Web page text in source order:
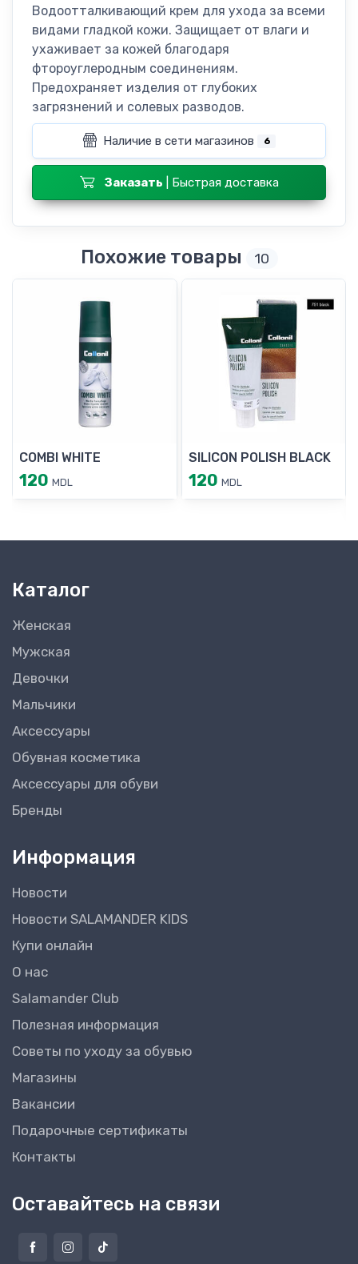
Водоотталкивающий крем для ухода за всеми
видами гладкой кожи. Защищает от влаги и
ухаживает за кожей благодаря
фтороуглеродным соединениям.
Предохраняет изделия от глубоких
загрязнений и солевых разводов.
Наличие в сети магазинов 6
Заказать | Быстрая доставка
Похожие товары 10
COMBI WHITE
120 MDL
SILICON POLISH BLACK
120 MDL
Каталог
Женская
Мужская
Девочки
Мальчики
Аксессуары
Обувная косметика
Аксессуары для обуви
Бренды
Информация
Новости
Новости SALAMANDER KIDS
Купи онлайн
О нас
Salamander Club
Полезная информация
Советы по уходу за обувью
Магазины
Вакансии
Подарочные сертификаты
Контакты
Оставайтесь на связи